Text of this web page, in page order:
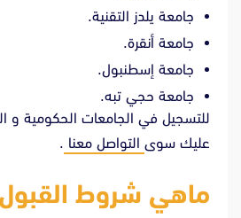
جامعة يلدز التقنية.
جامعة أنقرة.
جامعة إسطنبول.
جامعة حجي تبه.
للتسجيل في الجامعات الحكومية و
عليك سوى التواصل معنا .
ماهي شروط